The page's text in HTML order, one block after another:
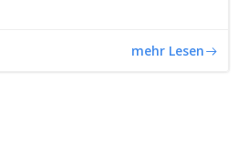
mehr Lesen